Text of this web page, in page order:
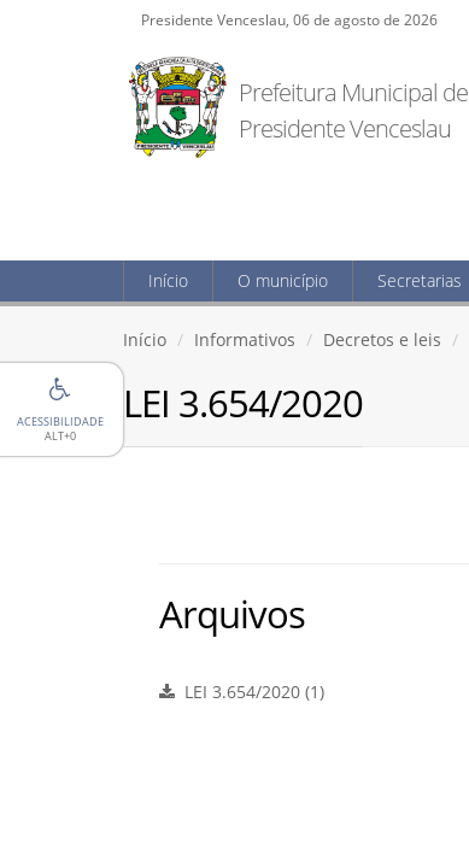
ACESSIBILIDADE
ALT+0
Presidente Venceslau, 06 de agosto de 2026
Prefeitura Municipal de
Presidente Venceslau
Início O município Secretarias
Início Informativos Decretos e leis
LEI 3.654/2020
Arquivos
LEI 3.654/2020 (1)